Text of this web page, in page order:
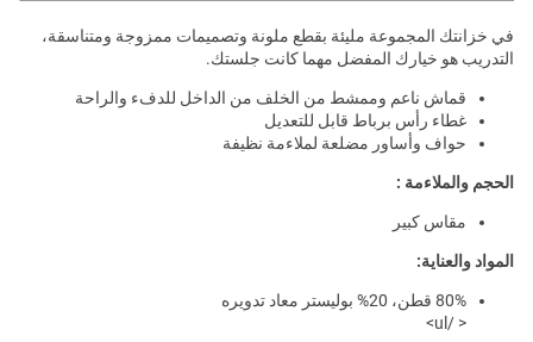
في خزانتك المجموعة مليئة بقطع ملونة وتصميمات ممزوجة ومتناسقة،
التدريب هو خيارك المفضل مهما كانت جلستك.
قماش ناعم وممشط من الخلف من الداخل للدفء والراحة
غطاء رأس برباط قابل للتعديل
حواف وأساور مضلعة لملاءمة نظيفة
الحجم والملاءمة :
مقاس كبير
المواد والعناية:
80% قطن، 20% بوليستر معاد تدويره
< /ul>